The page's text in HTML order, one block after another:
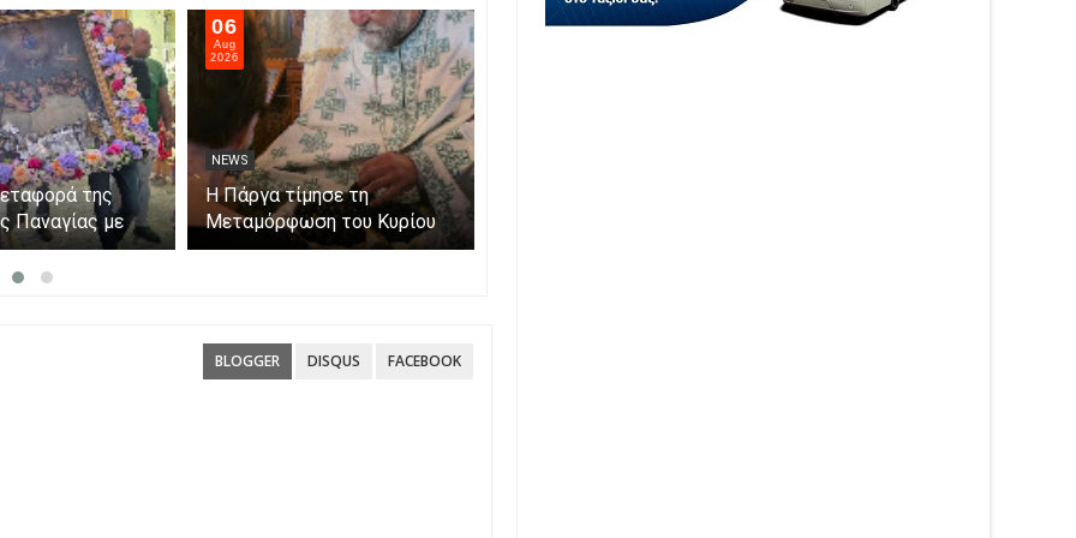
της
Παναγίας με
νησάκι.
06
Aug
2026
NEWS
Η Πάργα τίμησε τη
Μεταμόρφωση του Κυρίου
05
BLOGGER DISQUS FACEBOOK